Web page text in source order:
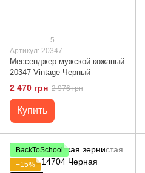
5
Артикул: 20347
Мессенджер мужской кожаный
20347 Vintage Черный
2 470 грн 2 976 грн
Купить
BackToSchool
−15%